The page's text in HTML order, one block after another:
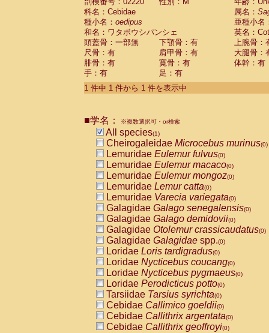
(0)
Cebidae
Cebidae
CebidaeSaguinus nigricollis (0)
Cebidae Saguinus oedipus
Cebidae Saguinus weddelli
Cebidae Saguinusspp.
Cebidae Aotus trivirgatus
Cebidae Cebus albifrons
CebidaeCebus nigrivittatus
CebidaeCebus
CebidaeSaimiri boliviensis(0)
CebidaeSaimiri sciureus(0)
AtelidaeAlouatta caraya(0)
AtelidaeAlouatta fusca(0)
AtelidaeAlouatta seniculus
AtelidaeAlouattaspp.(0)
AtelidaeAteles belzebuth(0)
AtelidaeAteles geoffroyi(0)
AtelidaeAteles paniscus(0)
AtelidaeAtelesspp.(0)
Atelidae Lagothrix lagothricha
AtelidaeLagothrix lagothricha cana
PitheciidaeCacajao calvus
PitheciidaeCallicebus cupreus
PitheciidaeCallicebus donacophilus
PitheciidaeCallicebus moloch
PitheciidaeCallicebus torquatus
PitheciidaeCallicebusspp.(0)
科名：Cebidae
属名：
種小名： oedipus
亜種小名
和名：ワタボウシパンシェ
英名：
頭蓋骨：一部無
下顎骨：有
上腕骨：
尺骨：有
肩甲骨：有
大腿骨：
腓骨：有
寛骨：有
体幹：有
手：有
足：有
1 件中 1 件から 1 件を表示中
■学名： ※複数選択可・or検索
All species(1)
Cheirogaleidae Microcebus murinus(0)
Lemuridae Eulemur fulvus(0)
Lemuridae Eulemur macaco(0)
Lemuridae Eulemur mongoz(0)
Lemuridae Lemur catta(0)
Lemuridae Varecia variegata(0)
Galagidae Galago senegalensis(0)
Galagidae Galago demidovii(0)
Galagidae Otolemur crassicaudatus(0)
Galagidae Galagidae spp.(0)
Loridae Loris tardigradus(0)
Loridae Nycticebus coucang(0)
Loridae Nycticebus pygmaeus(0)
Loridae Perodicticus potto(0)
Tarsiidae Tarsius syrichta(0)
Cebidae Callimico goeldii(0)
Cebidae Callithrix argentata(0)
Cebidae Callithrix geoffroyi(0)